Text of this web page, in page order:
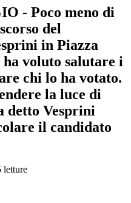
- Poco meno di
del
in Piazza
voluto salutare i
chi lo ha votato.
la luce di
detto Vesprini
il candidato
letture